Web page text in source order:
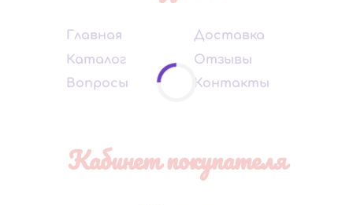
Главная
Каталог
Вопросы
Доставка
Отзывы
Контакты
Кабинет покупателя